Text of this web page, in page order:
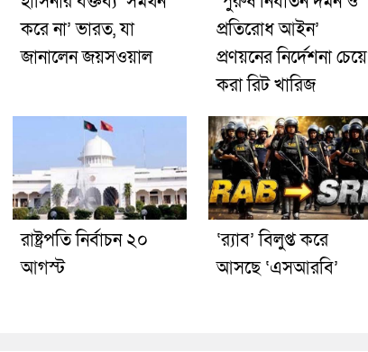
করে না’ ভারত, যা
জানালেন জয়সওয়াল
প্রতিরোধ আইন’
প্রণয়নের নির্দেশনা চেয়ে
করা রিট খারিজ
রাষ্ট্রপতি নির্বাচন ২০
আগস্ট
‘র‍্যাব’ বিলুপ্ত করে
আসছে ‘এসআরবি’